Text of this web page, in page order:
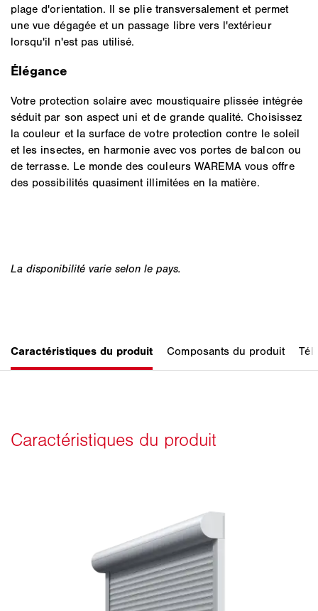
plage d'orientation. Il se plie transversalement et permet
une vue dégagée et un passage libre vers l'extérieur
lorsqu'il n'est pas utilisé.
Élégance
Votre protection solaire avec moustiquaire plissée intégrée
séduit par son aspect uni et de grande qualité. Choisissez
la couleur et la surface de votre protection contre le soleil
et les insectes, en harmonie avec vos portes de balcon ou
de terrasse. Le monde des couleurs WAREMA vous offre
des possibilités quasiment illimitées en la matière.